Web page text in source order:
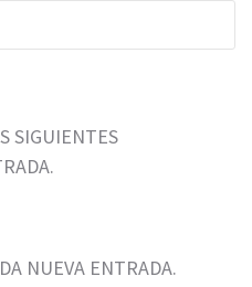
SIGUIENTES
NUEVA ENTRADA.